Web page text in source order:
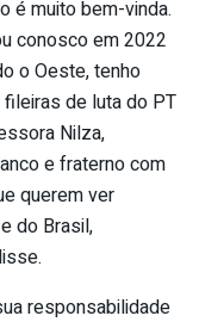
é muito bem-vinda.
conosco em 2022
o Oeste, tenho
de luta do PT
Nilza,
e fraterno com
querem ver
do Brasil,
responsabilidade